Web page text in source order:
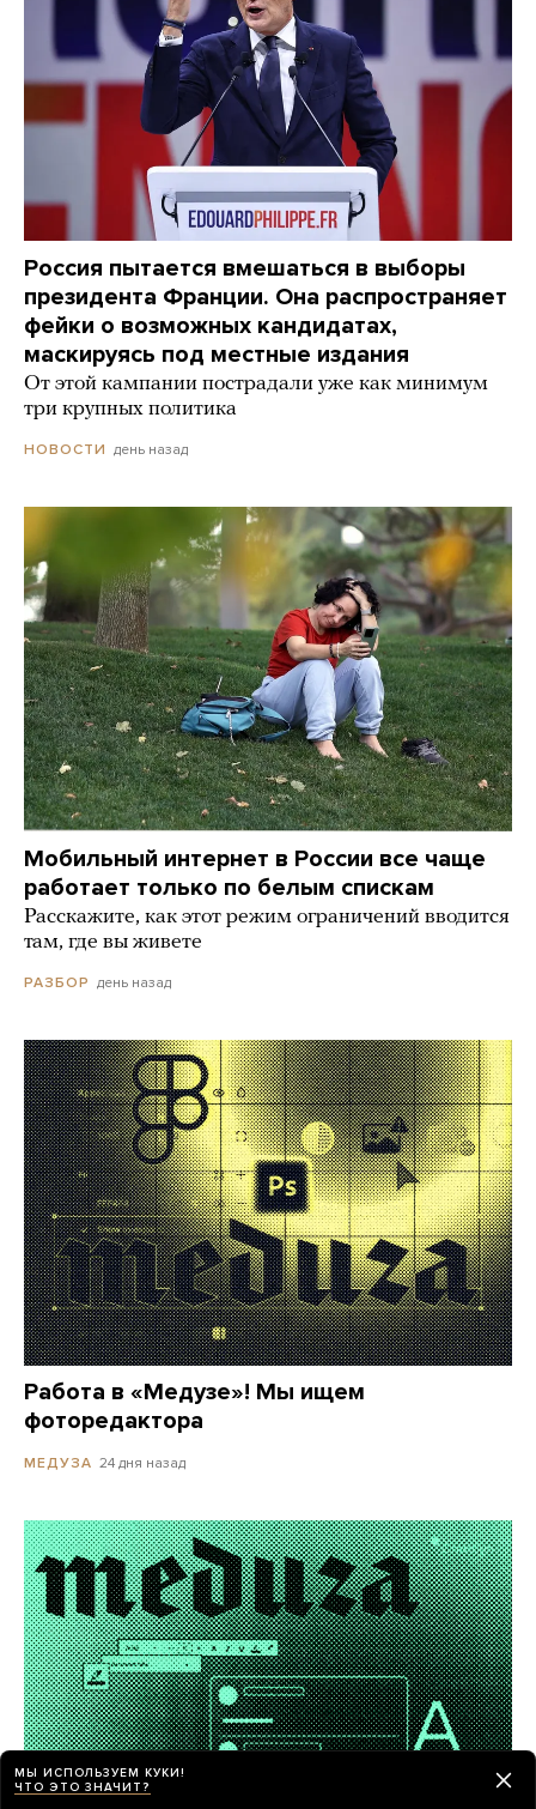
Россия пытается вмешаться в выборы
президента Франции. Она распространяет
фейки о возможных кандидатах,
маскируясь под местные издания
От этой кампании пострадали уже как минимум
три крупных политика
НОВОСТИ день назад
Мобильный интернет в России все чаще
работает только по белым спискам
Расскажите, как этот режим ограничений вводится
там, где вы живете
РАЗБОР день назад
Работа в «Медузе»! Мы ищем
фоторедактора
МЕДУЗА 24 дня назад
МЫ ИСПОЛЬЗУЕМ КУКИ!
ЧТО ЭТО ЗНАЧИТ?